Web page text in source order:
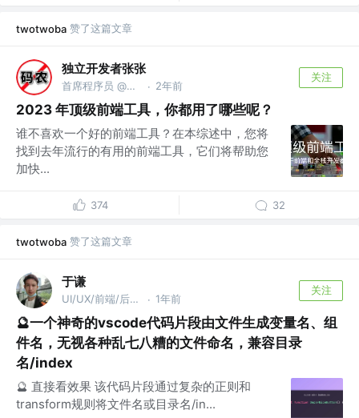
twotwoba 赞了这篇文章
独立开发者张张
首席程序员 @上海码码科技中心 · 2年前
关注
2023 年顶级前端工具，你都用了哪些呢？
谁不喜欢一个好的前端工具？在本综述中，您将
找到去年流行的有用的前端工具，它们将帮助您
加快...
374 32
twotwoba 赞了这篇文章
于谦
UI/UX/前端/后端/架构/相声 · 1年前
关注
🔮一个神奇的vscode代码片段由文件生成变量名、组
件名，无视各种乱七八糟的文件命名，兼容目录
名/index
🔮 直接看效果 该代码片段通过复杂的正则和
transform规则将文件名或目录名/in...